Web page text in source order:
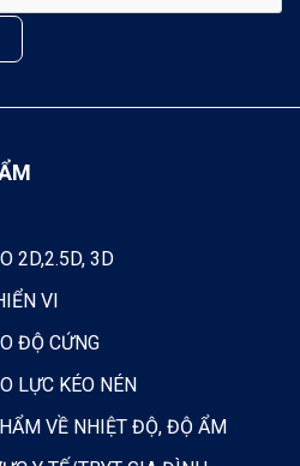
2D,2.5D, 3D
VI
ĐỘ CỨNG
LỰC KÉO NÉN
VỀ NHIỆT ĐỘ, ĐỘ ẨM